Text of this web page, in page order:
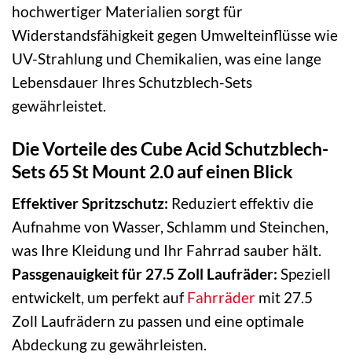
hochwertiger Materialien sorgt für
Widerstandsfähigkeit gegen Umwelteinflüsse wie
UV-Strahlung und Chemikalien, was eine lange
Lebensdauer Ihres Schutzblech-Sets
gewährleistet.
Die Vorteile des Cube Acid Schutzblech-
Sets 65 St Mount 2.0 auf einen Blick
Effektiver Spritzschutz: Reduziert effektiv die
Aufnahme von Wasser, Schlamm und Steinchen,
was Ihre Kleidung und Ihr Fahrrad sauber hält.
Passgenauigkeit für 27.5 Zoll Laufräder: Speziell
entwickelt, um perfekt aufFahrräder mit 27.5
Zoll Laufrädern zu passen und eine optimale
Abdeckung zu gewährleisten.